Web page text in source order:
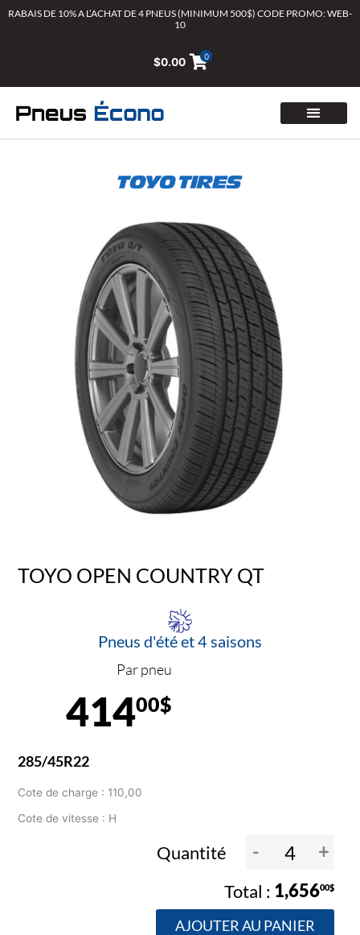
AllerRABAIS DE 10% A L’ACHAT DE 4 PNEUS (MINIMUM 500$) CODE PROMO: WEB-
10
$0.00 0
TOYO OPEN COUNTRY QT
Pneus d'été et 4 saisons
Par pneu
41400$
285/45R22
Cote de charge : 110,00
Cote de vitesse : H
Quantité - +
1,65600$
AJOUTER AU PANIER